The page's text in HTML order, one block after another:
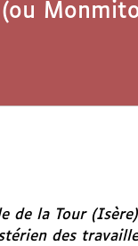
de la Tour
des